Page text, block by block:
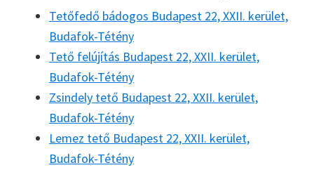
Tetőfedő bádogos Budapest 22, XXII. kerület,
Budafok-Tétény
Tető felújítás Budapest 22, XXII. kerület,
Budafok-Tétény
Zsindely tető Budapest 22, XXII. kerület,
Budafok-Tétény
Lemez tető Budapest 22, XXII. kerület,
Budafok-Tétény